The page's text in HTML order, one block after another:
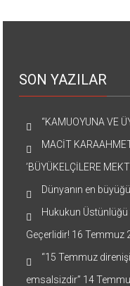
SON YAZILAR
“KAMUOYUNA VE
MACİT
’BÜYÜKELÇİLERE
Dünyanın en
Hukukun Üstünlüğü
Geçerlidir! 16 Temmuz
“15 Temmuz
emsalsizdir” 14